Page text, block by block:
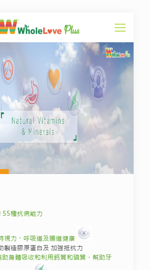
55種抗病能力
視力、呼吸道及腸道健康
製造膠原蛋白及 加強抵抗力
身體吸收和利用鈣質和磷質，幫助牙